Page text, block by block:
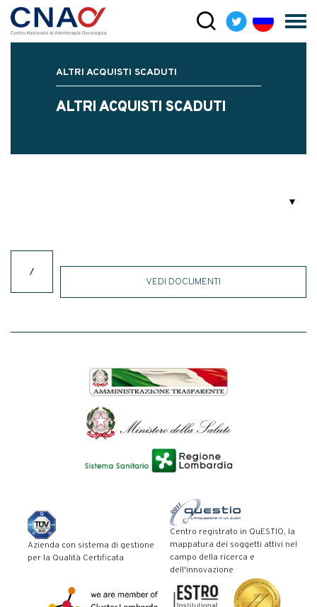
ALTRI ACQUISTI SCADUTI
ALTRI ACQUISTI SCADUTI
/
VEDI DOCUMENTI
Azienda con sistema di gestione
per la Qualità Certificata
Centro registrato in QuESTIO, la
mappatura dei soggetti attivi nel
campo della ricerca e
dell'innovazione